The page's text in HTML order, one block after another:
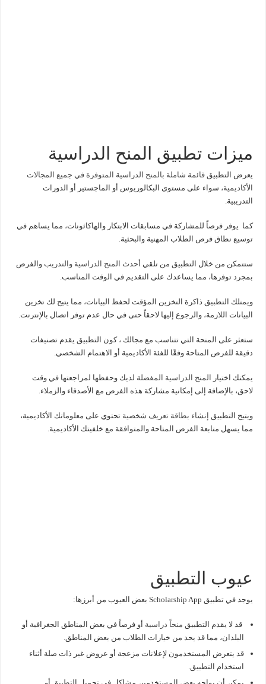
ميزات تطبيق المنح الدراسية
يعرض التطبيققائمة شاملة بالمنح الدراسية المتوفرة في جميع المجالات
الأكاديمية، سواء على مستوى البكالوريوس أو الماجستير أو الدورات
التدريبية.
كما يوفر فرصاً للمشاركة في مسابقات الابتكار والهاكاثونات، مما يساهم في
توسيع نطاق فرص الطلاب المهنية والبحثية.
ستتمكن من خلال التطبيق من تلقي أحدث المنح الدراسية والتدريب والفرص
بمجرد توفرها، مما يساعدك على التقديم في الوقت المناسب.
ويمتلك التطبيق ذاكرة التخزين المؤقت لحفظ البيانات، مما يتيح لك تخزين
البيانات اللازمة، والرجوع إليها لاحقاً حتى في حال عدم توفر اتصال بالإنترنت.
ستعثر على المنحة التي تتناسب مع مجالك ، كون التطبيق يقدم تصنيفات
دقيقة للفرص المتاحة وفقًا للفئة الأكاديمية أو الاهتمام الشخصي.
يمكنك اختيار المنح الدراسية المفضلة لديك وحفظها لمراجعتها في وقت
لاحق، بالإضافة إلى إمكانية مشاركة هذه الفرص مع الأصدقاء والزملاء.
ويتيح التطبيق إنشاء بطاقة تعريف شخصيةتحتوي على معلوماتك الأكاديمية،
مما يسهل متابعة الفرص المتاحة والمتوافقة مع خلفيتك الأكاديمية.
عيوب التطبيق
يوجد في تطبيق Scholarship App بعض العيوب من أبرزها:
قد لا يقدم التطبيق منحاً دراسية أو فرصاً في بعض المناطق الجغرافية أو
البلدان، مما قد يحد من خيارات الطلاب من بعض المناطق.
قد يتعرض المستخدمون لإعلانات مزعجة أو عروض غير ذات صلة أثناء
استخدام التطبيق.